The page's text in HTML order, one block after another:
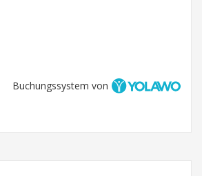
Buchungssystem von